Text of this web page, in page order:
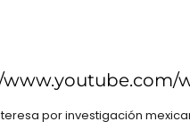
por investigación